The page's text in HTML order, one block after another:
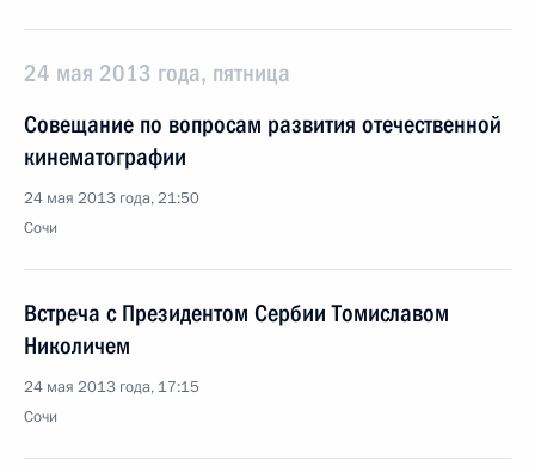
24 мая 2013 года, пятница
Совещание по вопросам развития отечественной
кинематографии
24 мая 2013 года, 21:50
Сочи
Встреча с Президентом Сербии Томиславом
Николичем
24 мая 2013 года, 17:15
Сочи